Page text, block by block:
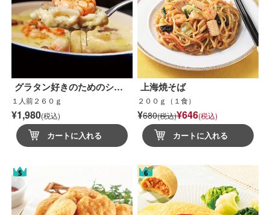
グラタン好きのためのシ…
１人前２６０ｇ
¥1,980(税込)
カートに入れる
上海焼そば
２００ｇ（１食）
¥680(税込)¥646(税込)
カートに入れる